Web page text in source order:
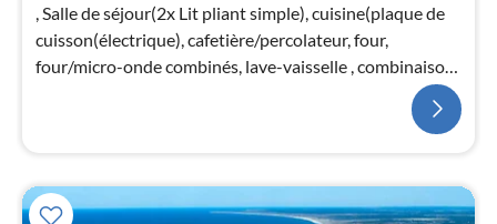
, Salle de séjour(2x Lit pliant simple), cuisine(plaque de
cuisson(électrique), cafetière/percolateur, four,
four/micro-onde combinés, lave-vaisselle , combinaison